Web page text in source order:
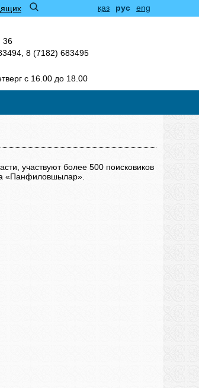
қаз рус eng
36
8 (7182) 683495
с 16.00 до 18.00
участвуют более 500 поисковиков
«Панфиловшылар».